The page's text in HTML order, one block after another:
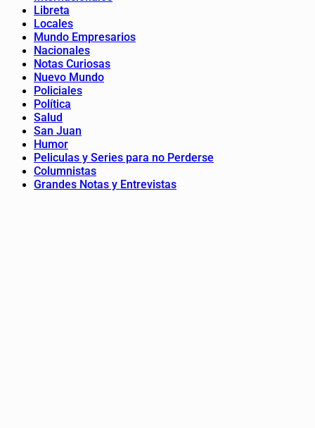
Libreta
Locales
Mundo Empresarios
Nacionales
Notas Curiosas
Nuevo Mundo
Policiales
Política
Salud
San Juan
Humor
Peliculas y Series para no Perderse
Columnistas
Grandes Notas y Entrevistas